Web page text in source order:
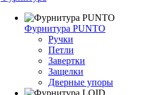
Фурнитура PUNTO
Ручки
Петли
Завертки
Защелки
Дверные упоры